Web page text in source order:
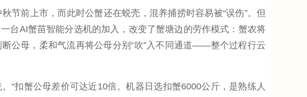
前上市，而此时公蟹还在蜕壳，混养捕捞时容易被“误伤”。但
台AI蟹苗智能分选机的加入，改变了蟹塘边的劳作模式：蟹农将
公母，柔和气流再将公母分别“吹”入不同通道——整个过程行云
扣蟹公母差价可达近10倍。机器日选扣蟹6000公斤，是熟练人